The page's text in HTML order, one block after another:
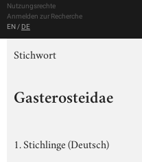
Nutzungsrechte
Anmelden zur Recherche
EN / DE
Stichwort
Gasterosteidae
1. Stichlinge (Deutsch)